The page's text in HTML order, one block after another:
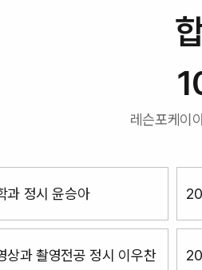
레슨포케이
과 정시 윤승아
과 촬영전공 정시 이우찬